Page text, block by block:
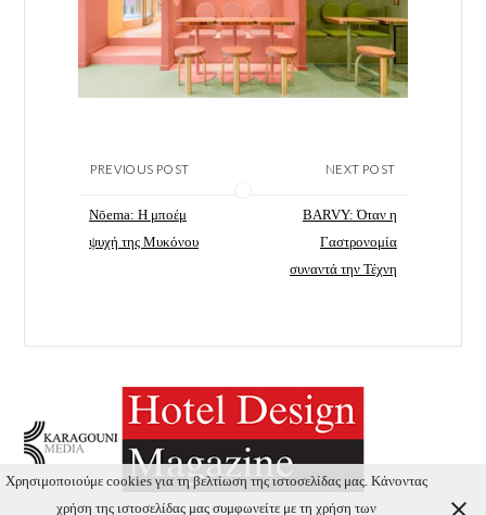
PREVIOUS POST
Nōema: H μποέμ
ψυχή της Μυκόνου
NEXT POST
BARVY: Όταν η
Γαστρονομία
συναντά την Τέχνη
Χρησιμοποιούμε cookies για τη βελτίωση της ιστοσελίδας μας. Κάνοντας
χρήση της ιστοσελίδας μας συμφωνείτε με τη χρήση των